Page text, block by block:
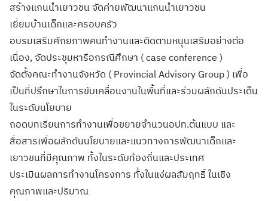
สร้างแกนนำเยาวชน จัดค่ายพัฒนาแกนนำเยาวชน
เยี่ยมบ้านเด็กและครอบครัว
อบรมเสริมศักยภาพคนทำงานและติดตามหนุนเสริมอย่างต่อ
เนื่อง, จัดประชุมหารือกรณีศึกษา ( case conference )
จัดตั้งคณะทำงานจังหวัด ( Provincial Advisory Group ) เพื่อ
เป็นที่ปรึกษาในการขับเคลื่อนงานในพื้นที่และร่วมผลักดันประเด็น
ในระดับนโยบาย
ถอดบทเรียนการทำงานเพื่อขยายจำนวนอปท.ต้นแบบ และ
สื่อสารเพื่อผลักดันนโยบายและแนวทางการพัฒนาเด็กและ
เยาวชนที่มีคุณภาพ ทั้งในระดับท้องถิ่นและประเทศ
ประเมินผลการทำงานโครงการ ทั้งในแง่ผลสัมฤทธิ์ ในเชิง
คุณภาพและปริมาณ